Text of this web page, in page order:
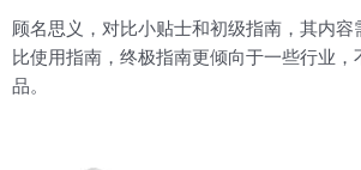
顾名思义，对比小贴士和初级指南，其内
比使用指南，终极指南更倾向于一些行业
品。